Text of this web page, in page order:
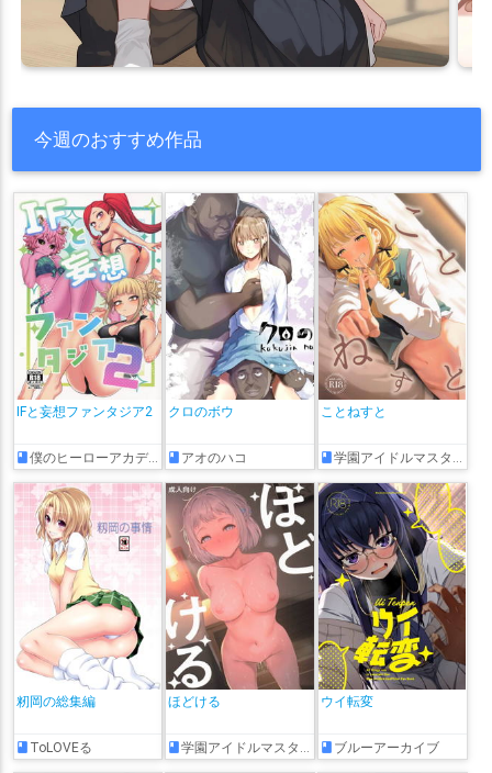
今週のおすすめ作品
IFと妄想ファンタジア2
僕のヒーローアカデミア
クロのボウ
アオのハコ
ことねすと
学園アイドルマスター
籾岡の総集編
ToLOVEる
ほどける
学園アイドルマスター
ウイ転変
ブルーアーカイブ